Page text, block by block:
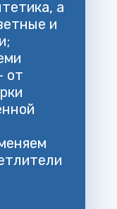
а
и
от